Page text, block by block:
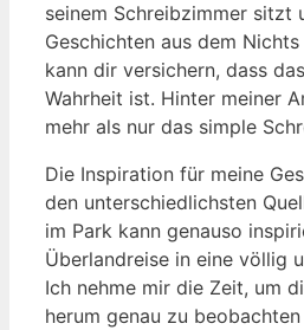
seinem Schreibzimmer sitzt
Geschichten aus dem
kann dir versichern, dass
Wahrheit ist. Hinter meiner
mehr als nur das simple
Die Inspiration für meine
den unterschiedlichsten
im Park kann genauso
Überlandreise in eine völlig
Ich nehme mir die Zeit, um
herum genau zu